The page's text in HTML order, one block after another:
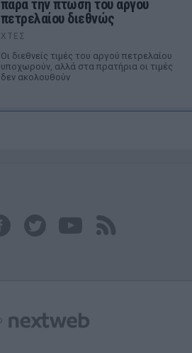
παρά την πτώση του αργού
πετρελαίου διεθνώς
ΧΤΕΣ
Οι διεθνείς τιμές του αργού πετρελαίου
υποχωρούν, αλλά στα πρατήρια οι τιμές
δεν ακολουθούν